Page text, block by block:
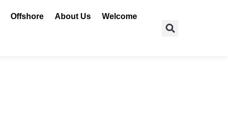
Offshore About Us Welcome Search